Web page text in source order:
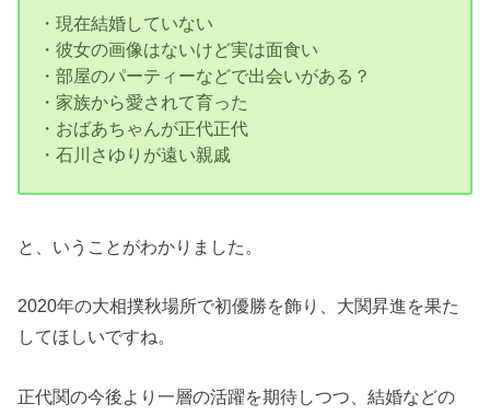
・現在結婚していない
・彼女の画像はないけど実は面食い
・部屋のパーティーなどで出会いがある？
・家族から愛されて育った
・おばあちゃんが正代正代
・石川さゆりが遠い親戚
と、いうことがわかりました。
2020年の大相撲秋場所で初優勝を飾り、大関昇進を果た
してほしいですね。
正代関の今後より一層の活躍を期待しつつ、結婚などの